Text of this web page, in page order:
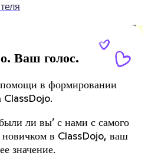
Ваш голос.
в формировании
ClassDojo.
ли вы’ с нами с самого
новичком в ClassDojo, ваш
значение.